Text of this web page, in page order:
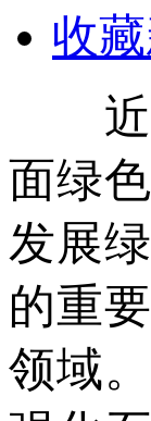
收
近日
面绿
发展
的重
领域